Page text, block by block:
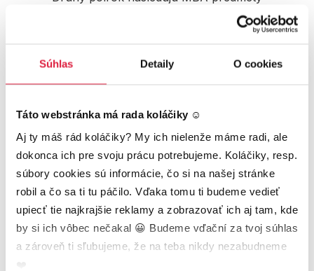
Súhlas Detaily O cookies
Táto webstránka má rada koláčiky ☺️
Aj ty máš rád koláčiky? My ich nielenže máme radi, ale
dokonca ich pre svoju prácu potrebujeme. Koláčiky, resp.
súbory cookies sú informácie, čo si na našej stránke
robil a čo sa ti tu páčilo. Vďaka tomu ti budeme vedieť
upiecť tie najkrajšie reklamy a zobrazovať ich aj tam, kde
by si ich vôbec nečakal 😀 Budeme vďační za tvoj súhlas
a zároveň ti sľubujeme, že na teba nikdy nezabudneme
zamerané na manažment, ktoré z teba
Konzultácie
Počas štúdia môžeš absolvovať až 10
odborných konzultácií a tak rozšíriť svoje
obzory.